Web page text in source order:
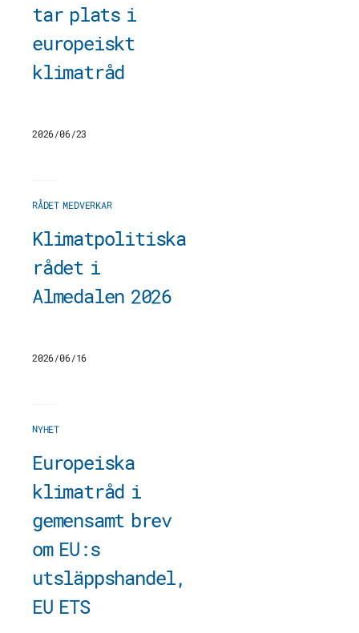
tar plats i
europeiskt
klimatråd
2026/06/23
RÅDET MEDVERKAR
Klimatpolitiska
rådet i
Almedalen 2026
2026/06/16
NYHET
Europeiska
klimatråd i
gemensamt brev
om EU:s
utsläppshandel,
EU ETS